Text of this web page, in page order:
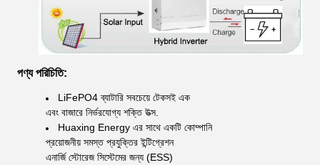
পণ্য পরিচিতি:
LiFePO4 ব্যাটারি সবচেয়ে টেকসই এক
এবং বাজারে নির্ভরযোগ্য শক্তি উত্স.
Huaxing Energy এর সাথে একটি কোম্পানি
প্রয়োজনীয় সমস্ত প্রযুক্তির ইন্টিগ্রেশন
এনার্জি স্টোরেজ সিস্টেমের জন্য (ESS)